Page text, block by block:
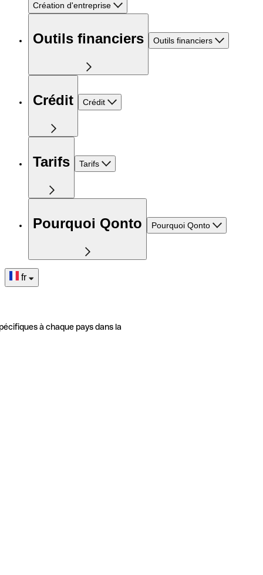
Création d'entreprise
Outils financiers Outils financiers
Crédit Crédit
Tarifs Tarifs
Pourquoi Qonto Pourquoi Qonto
fr
à chaque pays dans la